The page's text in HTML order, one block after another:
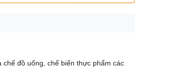
đồ uống, chế biến thực phẩm các